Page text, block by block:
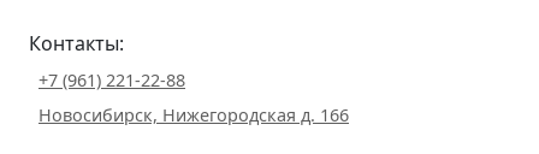
Контакты:
+7 (961) 221-22-88
Новосибирск, Нижегородская д. 166